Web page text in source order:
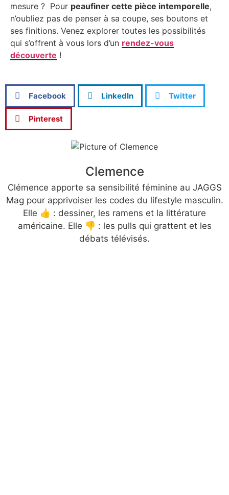
mesure ? Pour peaufiner cette pièce intemporelle,
n’oubliez pas de penser à sa coupe, ses boutons et
ses finitions. Venez explorer toutes les possibilités
qui s’offrent à vous lors d’un rendez-vous
découverte !
Facebook LinkedIn Twitter
Pinterest
Clemence
Clémence apporte sa sensibilité féminine au JAGGS
Mag pour apprivoiser les codes du lifestyle masculin.
Elle 👍 : dessiner, les ramens et la littérature
américaine. Elle 👎 : les pulls qui grattent et les
débats télévisés.